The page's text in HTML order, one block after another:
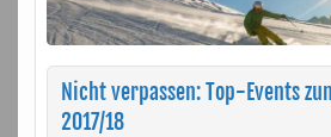
Nicht verpassen: Top-Events
2017/18